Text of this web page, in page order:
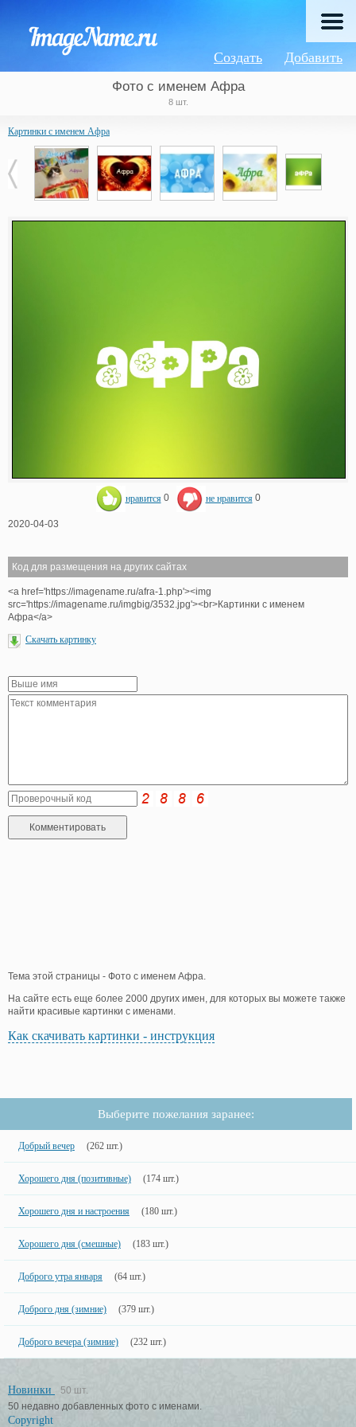
Добавить
Создать
Фото с именем Афра
8 шт.
Картинки с именем Афра
нравится 0 не нравится 0
2020-04-03
Код для размещения на других сайтах
<a href='https://imagename.ru/afra-1.php'><img
src='https://imagename.ru/imgbig/3532.jpg'><br>Картинки с именем
Афра</a>
Скачать картинку
Тема этой страницы - Фото с именем Афра.
На сайте есть еще более 2000 других имен, для которых вы можете также
найти красивые картинки с именами.
Как скачивать картинки - инструкция
Выберите пожелания заранее:
Добрый вечер (262 шт.)
Хорошего дня (позитивные) (174 шт.)
Хорошего дня и настроения (180 шт.)
Хорошего дня (смешные) (183 шт.)
Доброго утра января (64 шт.)
Доброго дня (зимние) (379 шт.)
Доброго вечера (зимние) (232 шт.)
Новинки
50 шт.
50 недавно добавленных фото с именами.
Copyright